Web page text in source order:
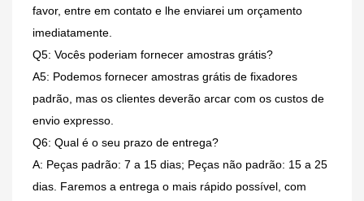
favor, entre em contato e lhe enviarei um orçamento
imediatamente.
Q5: Vocês poderiam fornecer amostras grátis?
A5: Podemos fornecer amostras grátis de fixadores
padrão, mas os clientes deverão arcar com os custos de
envio expresso.
Q6: Qual é o seu prazo de entrega?
A: Peças padrão: 7 a 15 dias; Peças não padrão: 15 a 25
dias. Faremos a entrega o mais rápido possível, com